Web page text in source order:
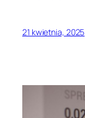
21 kwietnia, 2025